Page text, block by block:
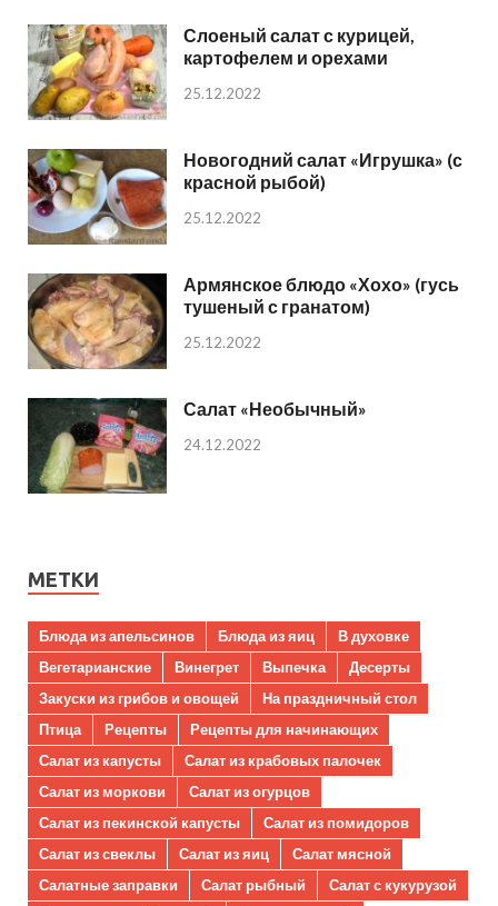
Слоеный салат с курицей,
картофелем и орехами
25.12.2022
Новогодний салат «Игрушка» (с
красной рыбой)
25.12.2022
Армянское блюдо «Хохо» (гусь
тушеный с гранатом)
25.12.2022
Салат «Необычный»
24.12.2022
МЕТКИ
Блюда из апельсинов Блюда из яиц
В духовке
Вегетарианские
Винегрет Выпечка
Десерты
Закуски из грибов и овощей
На праздничный стол
Птица
Рецепты
Рецепты для начинающих
Салат из капусты
Салат из крабовых палочек
Салат из моркови
Салат из огурцов
Салат из пекинской капусты
Салат из помидоров
Салат из свеклы
Салат из яиц
Салат мясной
Салатные заправки
Салат рыбный
Салат с кукурузой